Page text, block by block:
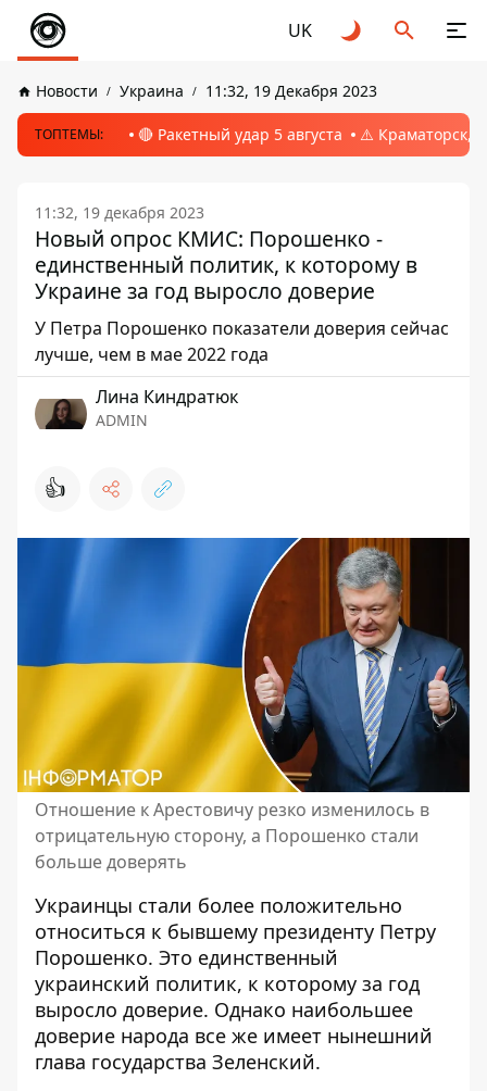
UK
Новости Украина 11:32, 19 Декабря 2023
ТОПТЕМЫ: 🔴 Ракетный удар 5 августа ⚠️ Краматорск,
11:32, 19 декабря 2023
Новый опрос КМИС: Порошенко -
единственный политик, к которому в
Украине за год выросло доверие
У Петра Порошенко показатели доверия сейчас
лучше, чем в мае 2022 года
Лина Киндратюк
ADMIN
👍
Отношение к Арестовичу резко изменилось в
отрицательную сторону, а Порошенко стали
больше доверять
Украинцы стали более положительно
относиться к бывшему президенту Петру
Порошенко. Это единственный
украинский политик, к которому за год
выросло доверие. Однако наибольшее
доверие народа все же имеет нынешний
глава государства Зеленский.